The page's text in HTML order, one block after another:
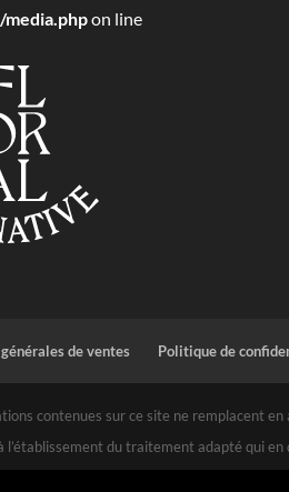
on line
de ventes Politique de
contenues sur ce site ne remplacent
l’établissement du traitement adapté qui